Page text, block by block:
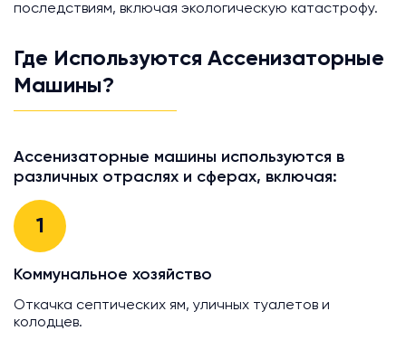
последствиям, включая экологическую катастрофу.
Где Используются Ассенизаторные
Машины?
Ассенизаторные машины используются в
различных отраслях и сферах, включая:
1
Коммунальное хозяйство
Откачка септических ям, уличных туалетов и
колодцев.